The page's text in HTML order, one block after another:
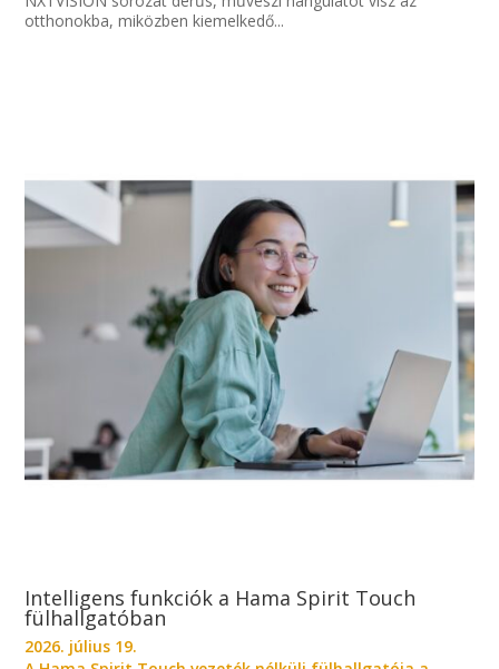
otthonokba, miközben kiemelkedő...
Intelligens funkciók a Hama Spirit Touch
fülhallgatóban
2026. július 19.